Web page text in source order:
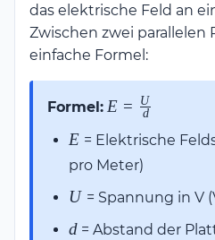
das elektrische Feld an
Zwischen zwei parallelen
einfache Formel:
Formel: E =
{d}
E = d
U
E
E = Elektrische
pro Meter)
U
U = Spannung in V
d
d = Abstand der